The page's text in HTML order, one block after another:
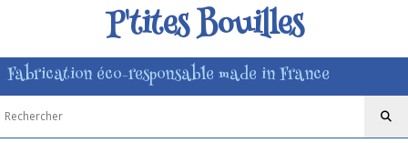
P'tites Bouilles
Fabrication éco-responsable made in France
filets
pour
savon
(1)